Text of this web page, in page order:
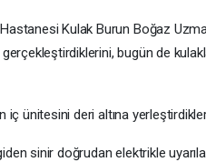
Kulak Burun Boğaz
bugün de
iç ünitesini deri altına
sinir doğrudan elektrikle